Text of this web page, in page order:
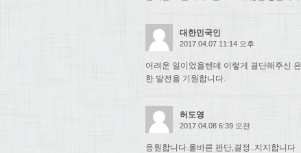
대한민국인
2017.04.07 11:14 오후
어려운 일이었을텐데 이렇게 결단해주신
한 발전을 기원합니다.
허도영
2017.04.08 6:39 오전
응원합니다.올바른 판단,결정..지지합니다